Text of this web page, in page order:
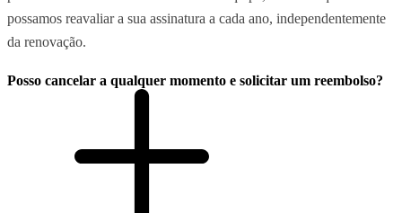
possamos reavaliar a sua assinatura a cada ano, independentemente
da renovação.
Posso cancelar a qualquer momento e solicitar um reembolso?